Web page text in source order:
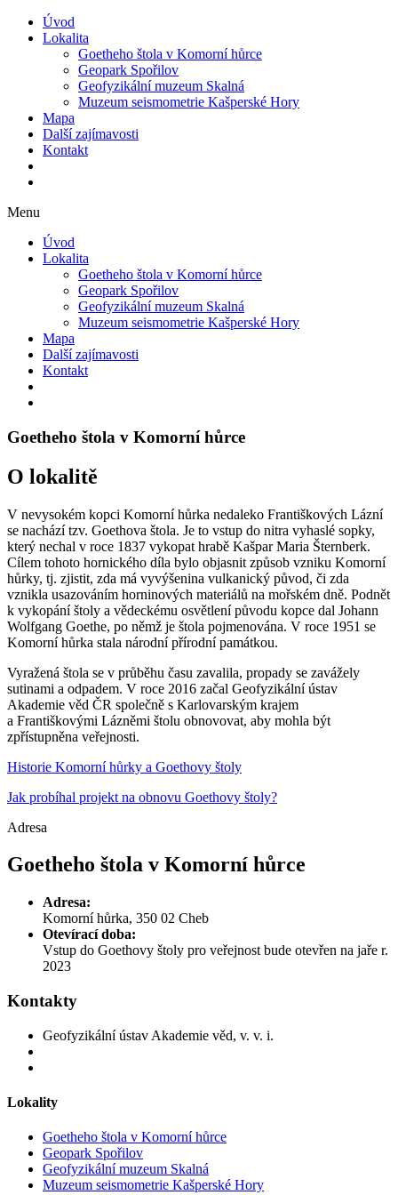
Úvod
Lokalita
Goetheho štola v Komorní hůrce
Geopark Spořilov
Geofyzikální muzeum Skalná
Muzeum seismometrie Kašperské Hory
Mapa
Další zajímavosti
Kontakt
Menu
Úvod
Lokalita
Goetheho štola v Komorní hůrce
Geopark Spořilov
Geofyzikální muzeum Skalná
Muzeum seismometrie Kašperské Hory
Mapa
Další zajímavosti
Kontakt
Goetheho štola v Komorní hůrce
O lokalitě
V nevysokém kopci Komorní hůrka nedaleko Františkových Lázní
se nachází tzv. Goethova štola. Je to vstup do nitra vyhaslé sopky,
který nechal v roce 1837 vykopat hrabě Kašpar Maria Šternberk.
Cílem tohoto hornického díla bylo objasnit způsob vzniku Komorní
hůrky, tj. zjistit, zda má vyvýšenina vulkanický původ, či zda
vznikla usazováním horninových materiálů na mořském dně. Podnět
k vykopání štoly a vědeckému osvětlení původu kopce dal Johann
Wolfgang Goethe, po němž je štola pojmenována. V roce 1951 se
Komorní hůrka stala národní přírodní památkou.
Vyražená štola se v průběhu času zavalila, propady se zavážely
sutinami a odpadem. V roce 2016 začal Geofyzikální ústav
Akademie věd ČR společně s Karlovarským krajem
a Františkovými Lázněmi štolu obnovovat, aby mohla být
zpřístupněna veřejnosti.
Historie Komorní hůrky a Goethovy štoly
Jak probíhal projekt na obnovu Goethovy štoly?
Adresa
Goetheho štola v Komorní hůrce
Adresa:
Komorní hůrka, 350 02 Cheb
Otevírací doba:
Vstup do Goethovy štoly pro veřejnost bude otevřen na jaře r.
2023
Kontakty
Geofyzikální ústav Akademie věd, v. v. i.
Lokality
Goetheho štola v Komorní hůrce
Geopark Spořilov
Geofyzikální muzeum Skalná
Muzeum seismometrie Kašperské Hory